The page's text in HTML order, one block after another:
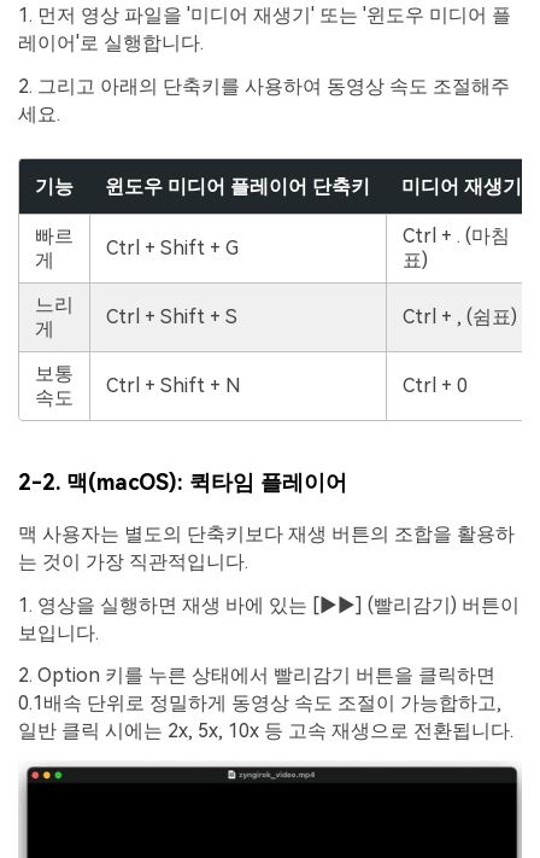
1. 먼저 영상 파일을 '미디어 재생기' 또는 '윈도우 미디어 플
레이어'로 실행합니다.
2. 그리고 아래의 단축키를 사용하여 동영상 속도 조절해주
세요.
기능 윈도우 미디어 플레이어 단축키 미디어 재생기
빠르
게
Ctrl + Shift + G
Ctrl + . (마침
표)
느리
게
Ctrl + Shift + S Ctrl + , (쉼표)
보통
속도
Ctrl + Shift + N Ctrl + 0
2-2. 맥(macOS): 퀵타임 플레이어
맥 사용자는 별도의 단축키보다 재생 버튼의 조합을 활용하
는 것이 가장 직관적입니다.
1. 영상을 실행하면 재생 바에 있는 [▶▶] (빨리감기) 버튼이
보입니다.
2. Option 키를 누른 상태에서 빨리감기 버튼을 클릭하면
0.1배속 단위로 정밀하게 동영상 속도 조절이 가능합하고,
일반 클릭 시에는 2x, 5x, 10x 등 고속 재생으로 전환됩니다.